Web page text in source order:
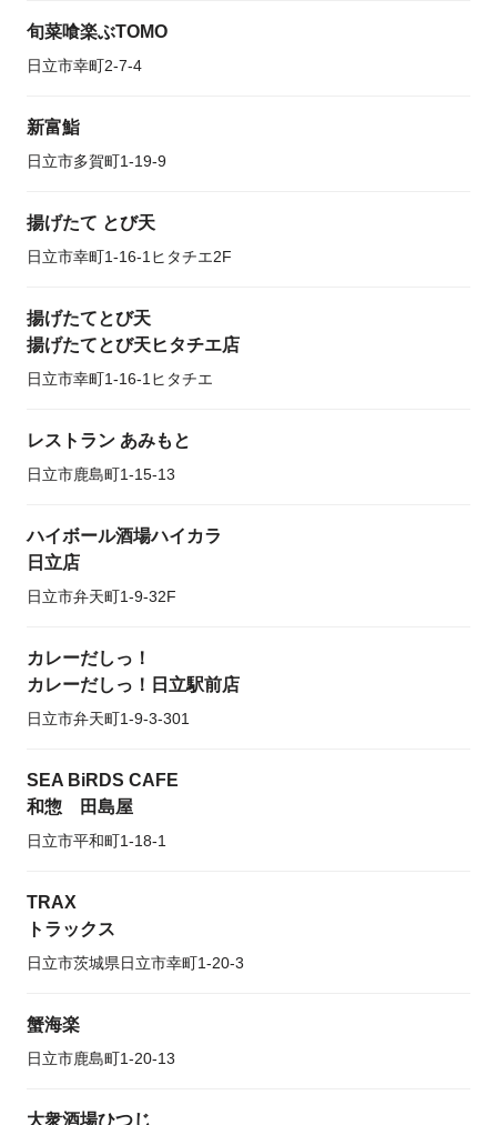
旬菜喰楽ぶTOMO
日立市幸町2-7-4
新富鮨
日立市多賀町1-19-9
揚げたて とび天
日立市幸町1-16-1ヒタチエ2F
揚げたてとび天
揚げたてとび天ヒタチエ店
日立市幸町1-16-1ヒタチエ
レストラン あみもと
日立市鹿島町1-15-13
ハイボール酒場ハイカラ
日立店
日立市弁天町1-9-32F
カレーだしっ！
カレーだしっ！日立駅前店
日立市弁天町1-9-3-301
SEA BiRDS CAFE
和惣 田島屋
日立市平和町1-18-1
TRAX
トラックス
日立市茨城県日立市幸町1-20-3
蟹海楽
日立市鹿島町1-20-13
大衆酒場ひつじ